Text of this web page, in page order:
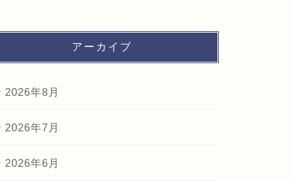
アーカイブ
2026年8月
2026年7月
2026年6月